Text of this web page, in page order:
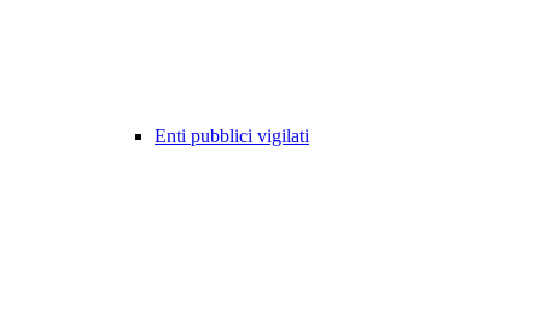
Enti pubblici vigilati